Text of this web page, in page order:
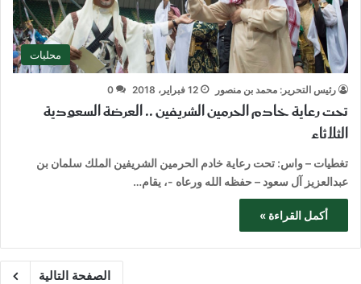
محليات
رئيس التحرير: محمد بن منصور 12 فبراير، 2018 0
تحت رعاية خادم الحرمين الشريفين .. العرضة السعودية
الثلاثاء
تغطيات – واس: تحت رعاية خادم الحرمين الشريفين الملك سلمان بن
عبدالعزيز آل سعود – حفظه الله ورعاه -، يقام…
أكمل القراءة »
الصفحة التالية